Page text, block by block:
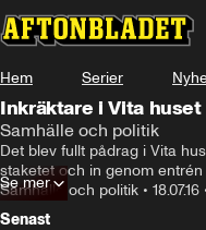
Hem Serier
Inkräktare i Vita huset
Samhälle och politik
Det blev fullt pådrag i Vita
staketet och in genom
lämnade president Barack
Samhälle och politik • 18.07.16
Se mer
Senast